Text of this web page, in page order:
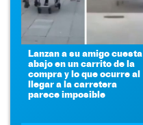
Lanzan a su amigo cuesta
abajo en un carrito de la
compra y lo que ocurre al
llegar a la carretera
parece imposible